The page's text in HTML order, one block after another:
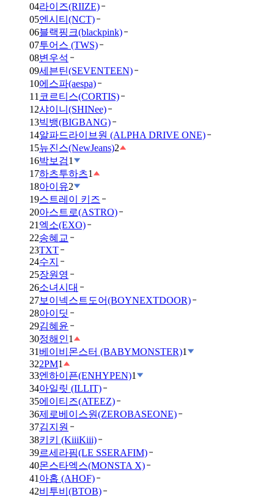
04라이즈(RIIZE)
05엔시티(NCT)
06블랙핑크(blackpink)
07투어스 (TWS)
08변우석
09세븐틴(SEVENTEEN)
10에스파(aespa)
11 코르티스(CORTIS)
12샤이니(SHINee)
13빅뱅(BIGBANG)
14알파드라이브원 (ALPHA DRIVE ONE)
15뉴진스(NewJeans)2
16박보검1
17하츠투하츠1
18아이유2
19스트레이 키즈
20아스트로(ASTRO)
21 엑소(EXO)
22송혜교
23TXT
24수지
25장원영
26소녀시대
27보이넥스트도어(BOYNEXTDOOR)
28아이딧
29김혜윤
30정해인1
31 베이비몬스터 (BABYMONSTER)1
322PM1
33엔하이픈(ENHYPEN)1
34아일릿 (ILLIT)
35에이티즈(ATEEZ)
36제로베이스원(ZEROBASEONE)
37김지원
38키키 (KiiiKiii)
39르세라핌(LE SSERAFIM)
40몬스타엑스(MONSTA X)
41 아홉 (AHOF)
42비투비(BTOB)